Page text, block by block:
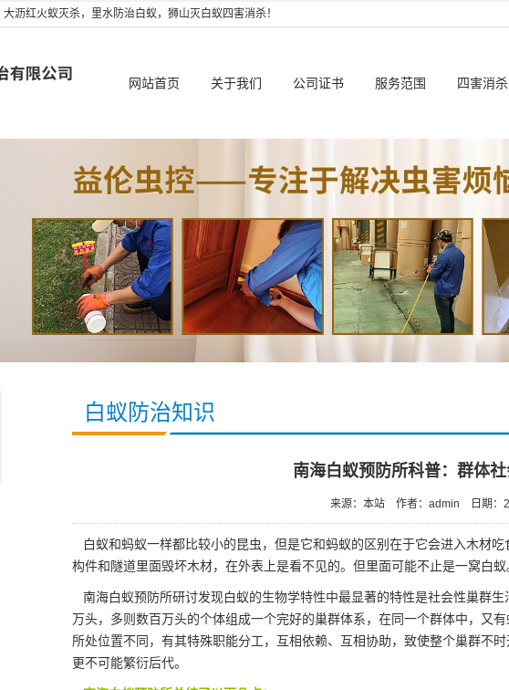
沥红火蚁灭杀，里水防治白蚁，狮山灭白蚁四害消杀！
网站首页 关于我们 公司证书 服务范围 四害消杀
白蚁防治知识
南海白蚁预防所科普：群体
来源：本站 作者：admin 日期：
白蚁和蚂蚁一样都比较小的昆虫，但是它和蚂蚁的区别在于它会进入木材吃
构件和隧道里面毁坏木材，在外表上是看不见的。但里面可能不止是一窝白蚁
南海白蚁预防所研讨发现白蚁的生物学特性中最显著的特性是社会性巢群
万头，多则数百万头的个体组成一个完好的巢群体系，在同一个群体中，又
所处位置不同，有其特殊职能分工，互相依赖、互相协助，致使整个巢群不
更不可能繁衍后代。